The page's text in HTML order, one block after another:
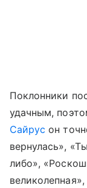
Поклонники
удачным,
Сайрус он
вернулась»,
либо»,